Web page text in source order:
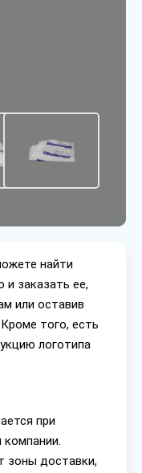
найти
заказать ее,
или оставив
того, есть
логотипа
при
зоны доставки,